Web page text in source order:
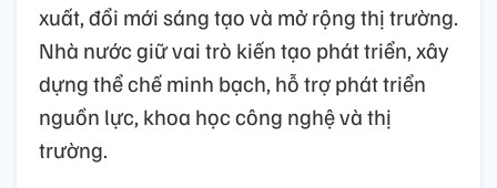
xuất, đổi mới sáng tạo và mở rộng thị trường.
Nhà nước giữ vai trò kiến tạo phát triển, xây
dựng thể chế minh bạch, hỗ trợ phát triển
nguồn lực, khoa học công nghệ và thị
trường.